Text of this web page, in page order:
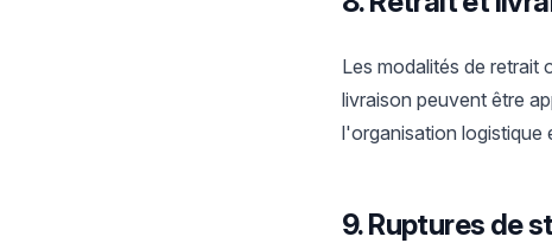
Les modalités de retrait
livraison peuvent être
l'organisation logistique
9. Ruptures de